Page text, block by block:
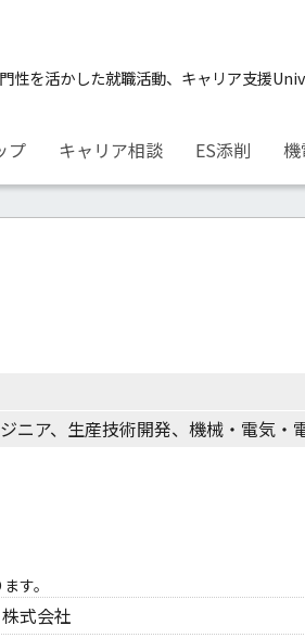
性を活かした就職活動、キャリア支援
プ キャリア相談 ES添削
ニア、生産技術開発、機械・電気・
す。
式会社